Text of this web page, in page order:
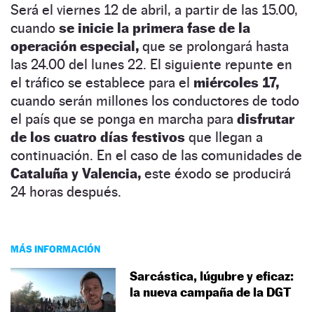
Será el viernes 12 de abril, a partir de las 15.00,
cuando se inicie la primera fase de la
operación especial, que se prolongará hasta
las 24.00 del lunes 22. El siguiente repunte en
el tráfico se establece para el miércoles 17,
cuando serán millones los conductores de todo
el país que se ponga en marcha para disfrutar
de los cuatro días festivos que llegan a
continuación. En el caso de las comunidades de
Cataluña y Valencia, este éxodo se producirá
24 horas después.
MÁS INFORMACIÓN
Sarcástica, lúgubre y eficaz:
la nueva campaña de la DGT